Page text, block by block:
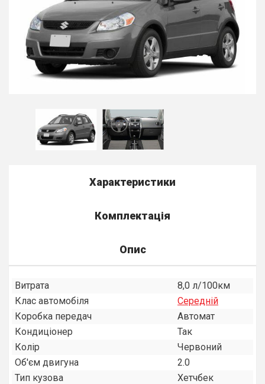
Характеристики
Комплектація
Опис
Витрата
8,0 л/100км
Клас автомобіля
Середнiй
Коробка передач
Автомат
Кондиціонер
Так
Колір
Червоний
Об'єм двигуна
2.0
Тип кузова
Хетчбек